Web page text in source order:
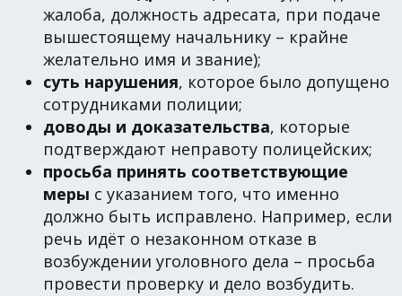
жалоба, должность адресата, при подаче
вышестоящему начальнику – крайне
желательно имя и звание);
суть нарушения, которое было допущено
сотрудниками полиции;
доводы и доказательства, которые
подтверждают неправоту полицейских;
просьба принять соответствующие
меры с указанием того, что именно
должно быть исправлено. Например, если
речь идёт о незаконном отказе в
возбуждении уголовного дела – просьба
провести проверку и дело возбудить.